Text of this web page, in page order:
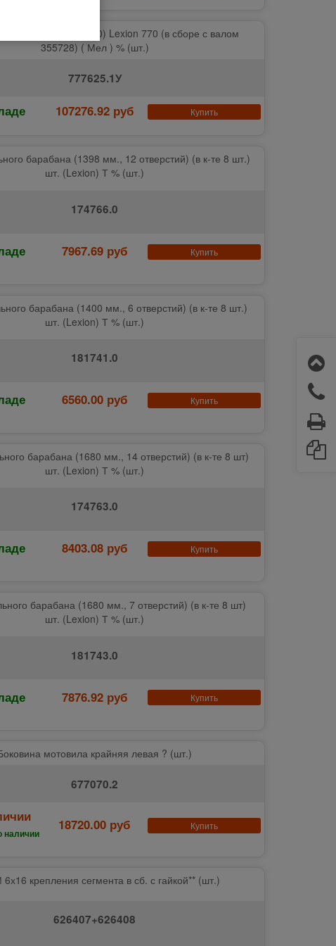
роторный (1690) Lexion 770 (в сборе с валом
355728) ( Мел ) % (шт.)
777625.1У
107276.92 руб Купить
барабана (1398 мм., 12 отверстий) (в к-те 8 шт.)
шт. (Lexion) Т % (шт.)
174766.0
7967.69 руб Купить
барабана (1400 мм., 6 отверстий) (в к-те 8 шт.)
шт. (Lexion) Т % (шт.)
181741.0
6560.00 руб Купить
барабана (1680 мм., 14 отверстий) (в к-те 8 шт)
шт. (Lexion) Т % (шт.)
174763.0
8403.08 руб Купить
барабана (1680 мм., 7 отверстий) (в к-те 8 шт)
шт. (Lexion) Т % (шт.)
181743.0
7876.92 руб Купить
мотовила крайняя левая ? (шт.)
677070.2
наличии
18720.00 руб Купить
крепления сегмента в сб. с гайкой** (шт.)
626407+626408